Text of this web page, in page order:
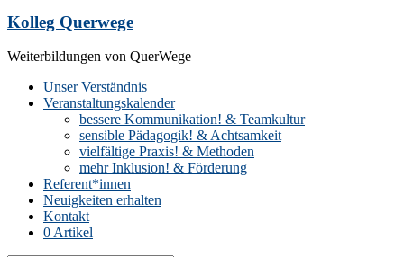
Kolleg Querwege
Weiterbildungen von QuerWege
Unser Verständnis
Veranstaltungskalender
bessere Kommunikation! & Teamkultur
sensible Pädagogik! & Achtsamkeit
vielfältige Praxis! & Methoden
mehr Inklusion! & Förderung
Referent*innen
Neuigkeiten erhalten
Kontakt
0 Artikel